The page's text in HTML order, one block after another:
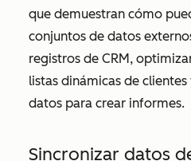
que demuestran cómo
conjuntos de datos
registros de CRM,
listas dinámicas de
datos para crear informes.
Sincronizar datos